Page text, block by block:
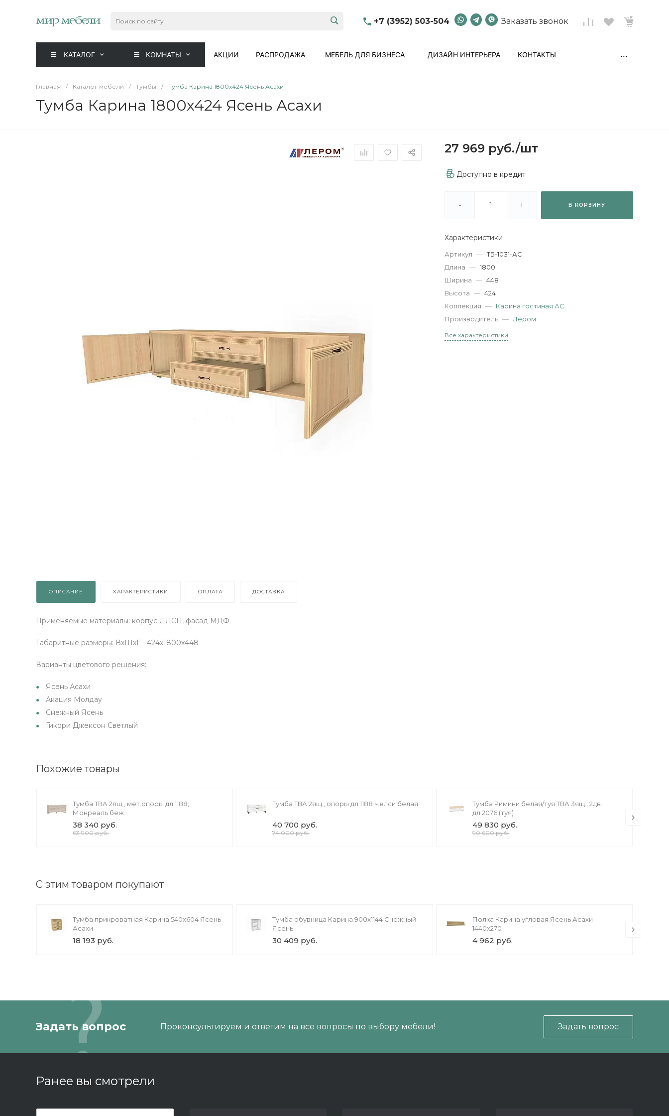
+7 (3952) 503-504 Заказать звонок
КАТАЛОГ КОМНАТЫ АКЦИИ РАСПРОДАЖА МЕБЕЛЬ ДЛЯ БИЗНЕСА ДИЗАЙН ИНТЕРЬЕРА КОНТАКТЫ ...
Главная / Каталог мебели / Тумбы / Тумба Карина 1800x424 Ясень Асахи
Тумба Карина 1800x424 Ясень Асахи
27 969 руб./шт
Доступно в кредит
- + В КОРЗИНУ
Характеристики
Артикул — ТБ-1031-АС
Длина — 1800
Ширина — 448
Высота — 424
Коллекция — Карина гостиная АС
Производитель — Лером
Все характеристики
ОПИСАНИЕ ХАРАКТЕРИСТИКИ ОПЛАТА ДОСТАВКА
Применяемые материалы: корпус ЛДСП, фасад МДФ.
Габаритные размеры: ВхШхГ - 424х1800х448
Варианты цветового решения:
Ясень Асахи
Акация Молдау
Снежный Ясень
Гикори Джексон Светлый
Похожие товары
Тумба ТВА 2ящ., мет.опоры дл.1188,
Монреаль беж
38 340 руб.
63 900 руб.
Тумба ТВА 2ящ., опоры дл.1188 Челси белая
40 700 руб.
74 000 руб.
Тумба Римини белая/туя ТВА 3ящ., 2дв.
дл.2076 (туя)
49 830 руб.
90 600 руб.
С этим товаром покупают
Тумба прикроватная Карина 540x604 Ясень
Асахи
18 193 руб.
Тумба обувница Карина 900x1144 Снежный
Ясень
30 409 руб.
Полка Карина угловая Ясень Асахи
1440x270
4 962 руб.
Задать вопрос Проконсультируем и ответим на все вопросы по выбору мебели! Задать вопрос
Ранее вы смотрели